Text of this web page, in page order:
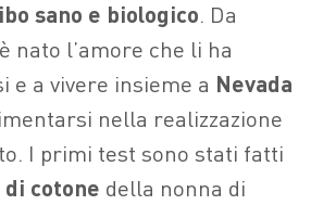
sano e biologico. Da
nato l’amore che li ha
e a vivere insieme a Nevada
nella realizzazione
I primi test sono stati fatti
cotone della nonna di